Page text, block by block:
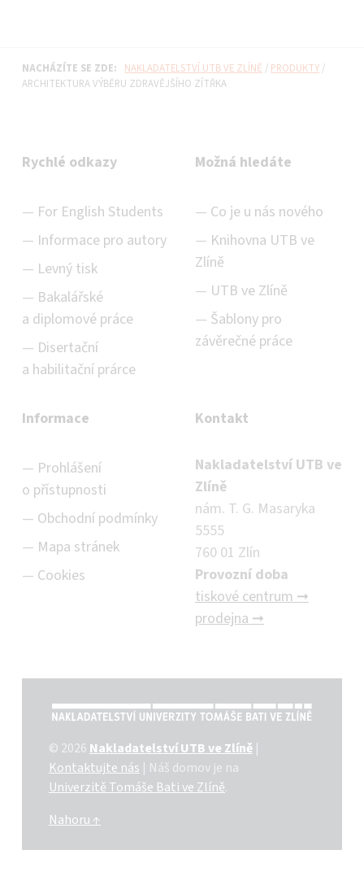
NACHÁZÍTE SE ZDE: NAKLADATELSTVÍ UTB VE ZLÍNĚ / PRODUKTY /
ARCHITEKTURA VÝBĚRU ZDRAVĚJŠÍHO ZÍTŘKA
Rychlé odkazy
For English Students
Informace pro autory
Levný tisk
Bakalářské
a diplomové práce
Disertační
a habilitační prárce
Možná hledáte
Co je u nás nového
Knihovna UTB ve
Zlíně
UTB ve Zlíně
Šablony pro
závěrečné práce
Informace
Prohlášení
o přístupnosti
Obchodní podmínky
Mapa stránek
Cookies
Kontakt
Nakladatelství UTB ve
Zlíně
nám. T. G. Masaryka
5555
760 01 Zlín
Provozní doba
tiskové centrum ➞
prodejna ➞
NAKLADATELSTVÍ UTB VE ZLÍNĚ
© 2026 Nakladatelství UTB ve Zlíně |
Kontaktujte nás | Náš domov je na
Univerzitě Tomáše Bati ve Zlíně.
Nahoru ↑